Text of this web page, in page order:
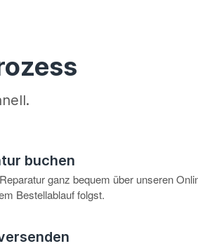
buchen
ganz bequem über unseren
Bestellablauf folgst.